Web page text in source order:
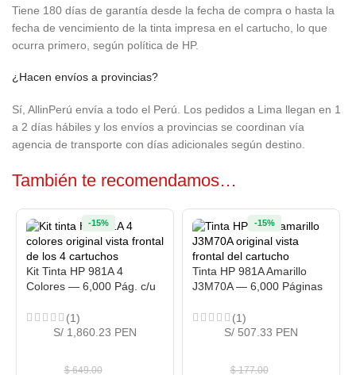
Tiene 180 días de garantía desde la fecha de compra o hasta la
fecha de vencimiento de la tinta impresa en el cartucho, lo que
ocurra primero, según política de HP.
¿Hacen envíos a provincias?
Sí, AllinPerú envía a todo el Perú. Los pedidos a Lima llegan en 1
a 2 días hábiles y los envíos a provincias se coordinan vía
agencia de transporte con días adicionales según destino.
También te recomendamos…
Kit Tinta HP 981A 4
Colores — 6,000 Pág. c/u
(1)
$649.00
-15%
S/ 1,860.23 PEN
Tinta HP 981A Amarillo
J3M70A — 6,000 Páginas
(1)
$177.00
-15%
S/ 507.33 PEN